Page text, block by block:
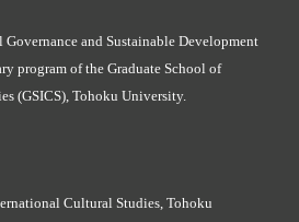
Governance and Sustainable Development
program of the Graduate School of
(GSICS), Tohoku University.
Cultural Studies, Tohoku